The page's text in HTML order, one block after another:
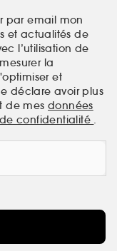
par email mon
et actualités de
l’utilisation de
la
et
déclare avoir plus
de mes données
confidentialité .